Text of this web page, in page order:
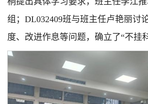
组；DL032409班与班主任卢艳丽讨
度、改进作息等问题，确立了“不挂